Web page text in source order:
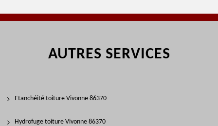
AUTRES SERVICES
Etanchéité toiture Vivonne 86370
Hydrofuge toiture Vivonne 86370